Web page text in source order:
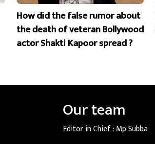
How did the false rumor about
the death of veteran Bollywood
actor Shakti Kapoor spread ?
Our team
Editor in Chief : Mp Subba